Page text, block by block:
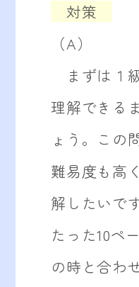
対策
（A）
まずは１
理解できる
ょう。この
難易度も高
解したいで
たった10ペ
の時と合わ